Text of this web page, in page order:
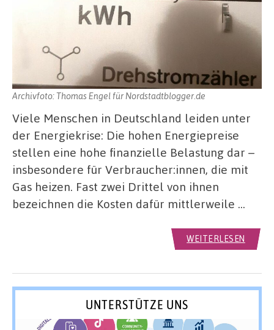
Archivfoto: Thomas Engel für Nordstadtblogger.de
Viele Menschen in Deutschland leiden unter
der Energiekrise: Die hohen Energiepreise
stellen eine hohe finanzielle Belastung dar –
insbesondere für Verbraucher:innen, die mit
Gas heizen. Fast zwei Drittel von ihnen
bezeichnen die Kosten dafür mittlerweile …
WEITERLESEN
UNTERSTÜTZE UNS